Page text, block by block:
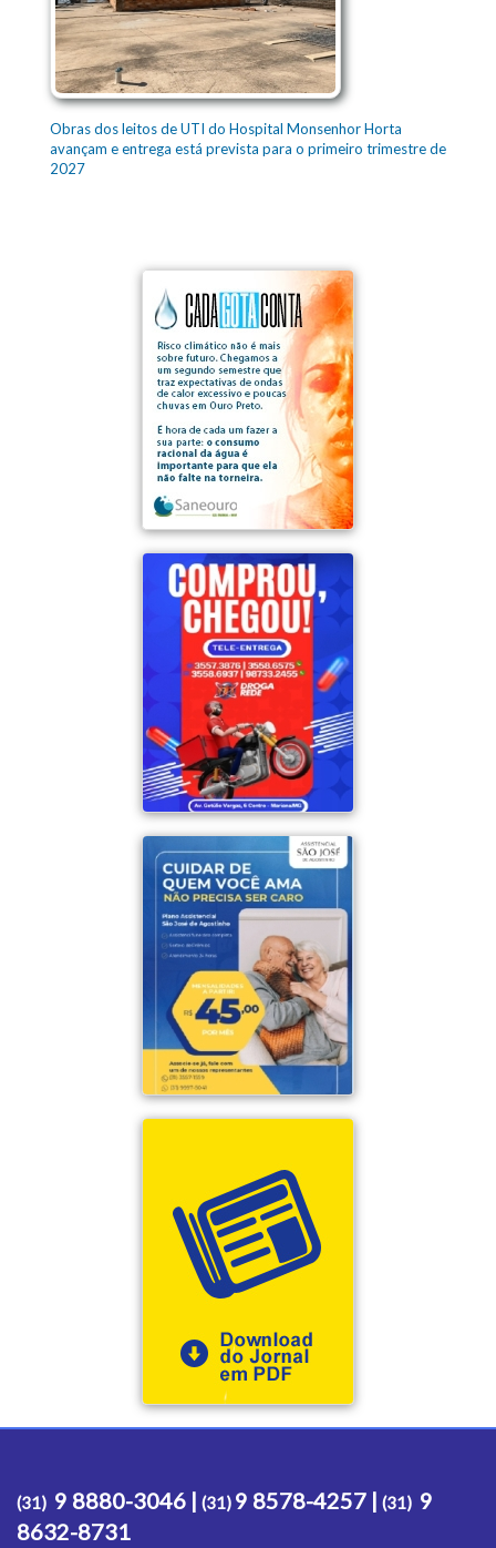
Obras dos leitos de UTI do Hospital Monsenhor Horta
avançam e entrega está prevista para o primeiro trimestre de
2027
(31) 9 8880-3046 | (31) 9 8578-4257 | (31) 9
8632-8731